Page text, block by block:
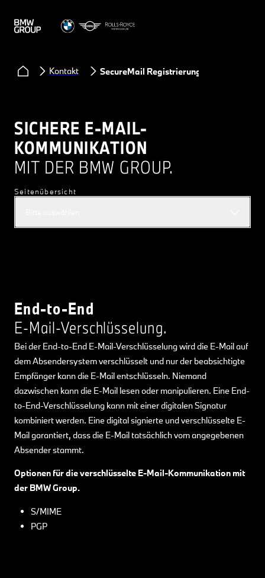
Kontakt SecureMail Registrierung
SICHERE E-MAIL-
KOMMUNIKATION
MIT DER BMW GROUP.
Seitenübersicht
End-to-End
E-Mail-Verschlüsselung.
Bei der End-to-End E-Mail-Verschlüsselung wird die E-Mail auf
dem Absendersystem verschlüsselt und nur der beabsichtigte
Empfänger kann die E-Mail entschlüsseln. Niemand
dazwischen kann die E-Mail lesen oder manipulieren. Eine End-
to-End-Verschlüsselung kann mit einer digitalen Signatur
kombiniert werden. Eine digital signierte und verschlüsselte E-
Mail garantiert, dass die E-Mail tatsächlich vom angegebenen
Absender stammt.
Optionen für die verschlüsselte E-Mail-Kommunikation mit
der BMW Group.
S/MIME
PGP